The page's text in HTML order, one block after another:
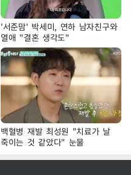
'서준맘' 박세미, 연하 남자친구와
열애 "결혼 생각도"
백혈병 재발 최성원 "치료가 날
죽이는 것 같았다" 눈물